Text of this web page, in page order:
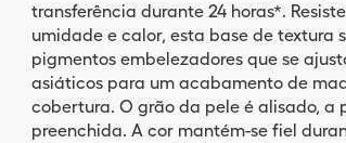
transferência durante 24 horas*.
umidade e calor, esta base de textura
pigmentos embelezadores que se
asiáticos para um acabamento de
cobertura. O grão da pele é alisado, a
preenchida. A cor mantém-se fiel